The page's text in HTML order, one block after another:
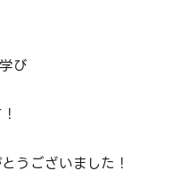
び
うございました！